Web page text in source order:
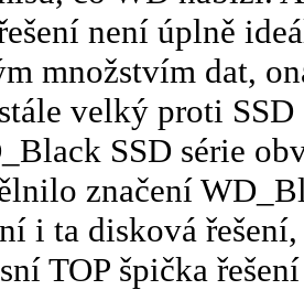
není úplně
množstvím dat,
velký proti
SSD série
značení
i ta disková
TOP špička